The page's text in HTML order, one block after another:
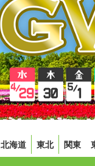
北海道 東北 関東